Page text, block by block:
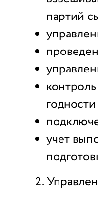
партий
учет